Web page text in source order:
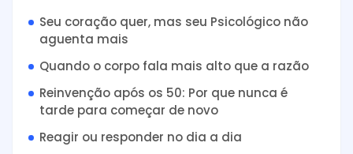
Seu coração quer, mas seu Psicológico não
aguenta mais
Quando o corpo fala mais alto que a razão
Reinvenção após os 50: Por que nunca é
tarde para começar de novo
Reagir ou responder no dia a dia